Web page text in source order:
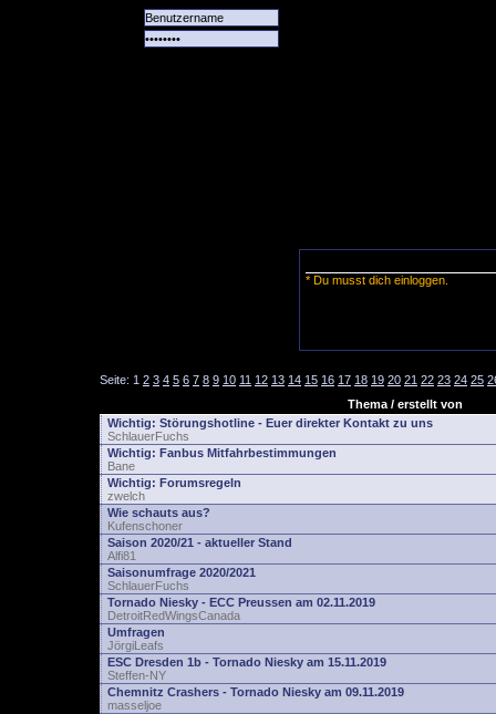
* Du musst dich einloggen.
Seite: 1 2 3 4 5 6 7 8 9 10 11 12 13 14 15 16 17 18 19 20 21 22 23 24 25
Thema / erstellt von
Wichtig: Störungshotline - Euer direkter Kontakt zu uns
SchlauerFuchs
Wichtig: Fanbus Mitfahrbestimmungen
Bane
Wichtig: Forumsregeln
zwelch
Wie schauts aus?
Kufenschoner
Saison 2020/21 - aktueller Stand
Alfi81
Saisonumfrage 2020/2021
SchlauerFuchs
Tornado Niesky - ECC Preussen am 02.11.2019
DetroitRedWingsCanada
Umfragen
JörgiLeafs
ESC Dresden 1b - Tornado Niesky am 15.11.2019
Steffen-NY
Chemnitz Crashers - Tornado Niesky am 09.11.2019
masseljoe